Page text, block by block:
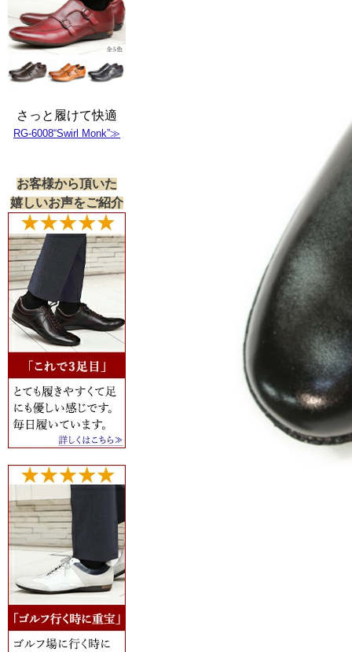
さっと履けて快適
RG-6008“Swirl Monk”≫
お客様から頂いた
嬉しいお声をご紹介